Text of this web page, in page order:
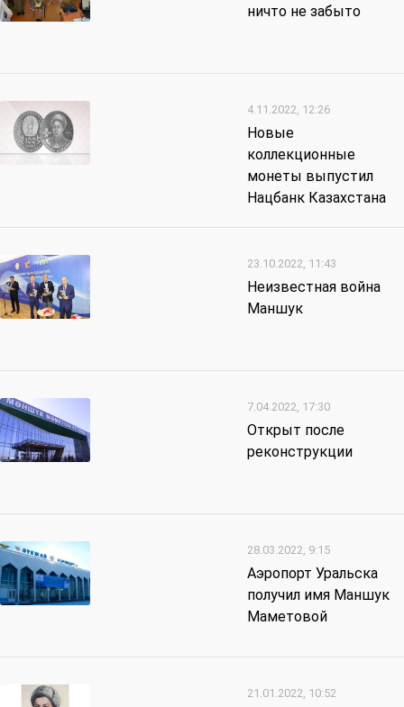
ничто не забыто
4.11.2022, 12:26
Новые
коллекционные
монеты выпустил
Нацбанк Казахстана
23.10.2022, 11:43
Неизвестная война
Маншук
7.04.2022, 17:30
Открыт после
реконструкции
28.03.2022, 9:15
Аэропорт Уральска
получил имя Маншук
Маметовой
21.01.2022, 10:52